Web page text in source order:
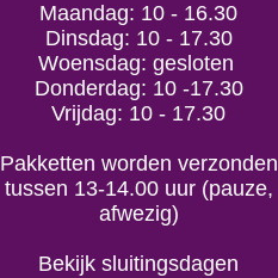
Maandag: 10 - 16.30
Dinsdag: 10 - 17.30
Woensdag: gesloten
Donderdag: 10 -17.30
Vrijdag: 10 - 17.30
Pakketten worden verzonden
tussen 13-14.00 uur (pauze,
afwezig)
Bekijk sluitingsdagen